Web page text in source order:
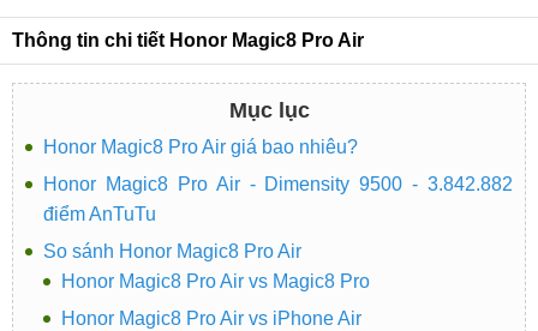
Thông tin chi tiết Honor Magic8 Pro Air
Mục lục
Honor Magic8 Pro Air giá bao nhiêu?
Honor Magic8 Pro Air - Dimensity 9500 - 3.842.882
điểm AnTuTu
So sánh Honor Magic8 Pro Air
Honor Magic8 Pro Air vs Magic8 Pro
Honor Magic8 Pro Air vs iPhone Air